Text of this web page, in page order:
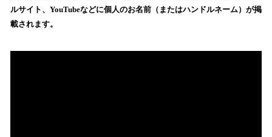
込
み
で
ルサイト、YouTubeなどに個人のお名前（またはハンドルネーム）が掲
載されます。